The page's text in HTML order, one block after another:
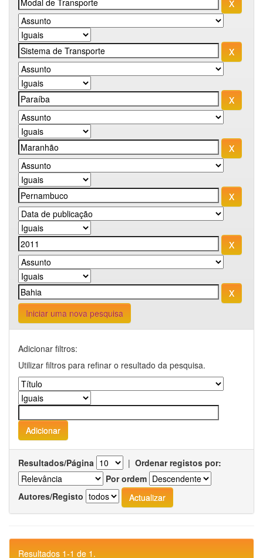
Iniciar uma nova pesquisa
Adicionar filtros:
Utilizar filtros para refinar o resultado da pesquisa.
Resultados/Página | Ordenar registos por:
Por ordem
Autores/Registo
Resultados 1-1 de 1.